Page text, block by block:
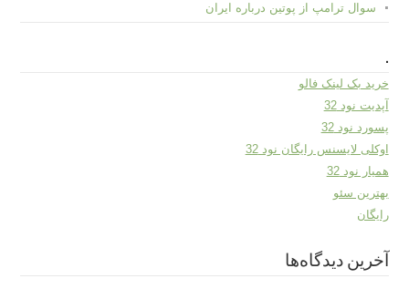
سوال ترامپ از پوتین درباره ایران
.
خرید بک لینک فالو
آپدیت نود 32
پسورد نود 32
اوکلی لایسنس رایگان نود 32
همیار نود 32
بهترین سئو
رایگان
آخرین دیدگاه‌ها